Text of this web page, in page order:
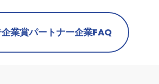
企業賞パートナー企業FAQ